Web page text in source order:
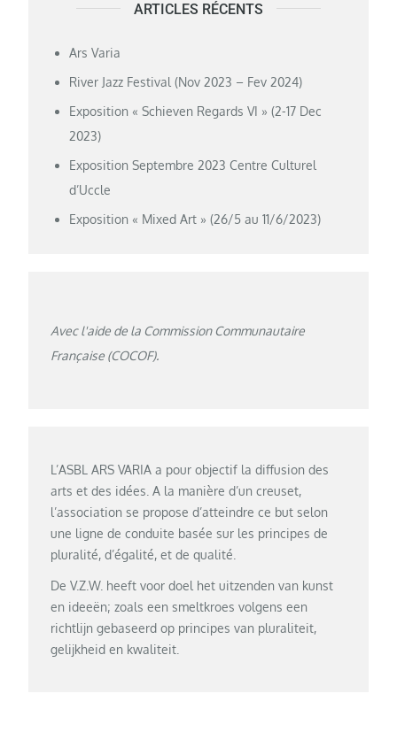
ARTICLES RÉCENTS
Ars Varia
River Jazz Festival (Nov 2023 – Fev 2024)
Exposition « Schieven Regards VI » (2-17 Dec
2023)
Exposition Septembre 2023 Centre Culturel
d’Uccle
Exposition « Mixed Art » (26/5 au 11/6/2023)
Avec l'aide de la Commission Communautaire
Française (COCOF).
L’ASBL ARS VARIA a pour objectif la diffusion des
arts et des idées. A la manière d’un creuset,
l’association se propose d’atteindre ce but selon
une ligne de conduite basée sur les principes de
pluralité, d’égalité, et de qualité.
De V.Z.W. heeft voor doel het uitzenden van kunst
en ideeën; zoals een smeltkroes volgens een
richtlijn gebaseerd op principes van pluraliteit,
gelijkheid en kwaliteit.